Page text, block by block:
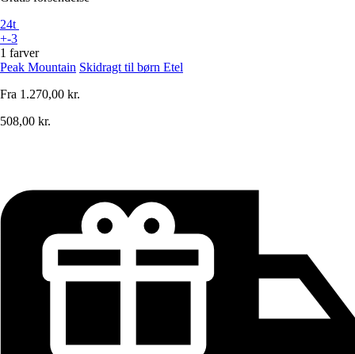
24t
+-3
1 farver
Peak Mountain Skidragt til børn Etel
Fra 1.270,00 kr.
508,00 kr.